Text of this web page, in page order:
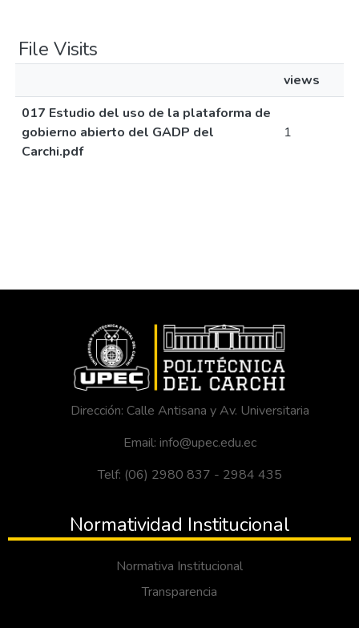
File Visits
views
017 Estudio del uso de la plataforma de
gobierno abierto del GADP del
Carchi.pdf
1
Dirección: Calle Antisana y Av. Universitaria
Email: info@upec.edu.ec
Telf: (06) 2980 837 - 2984 435
Normatividad Institucional
Normativa Institucional
Transparencia